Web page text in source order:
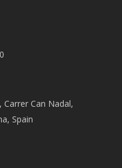
Can Nadal,
Spain